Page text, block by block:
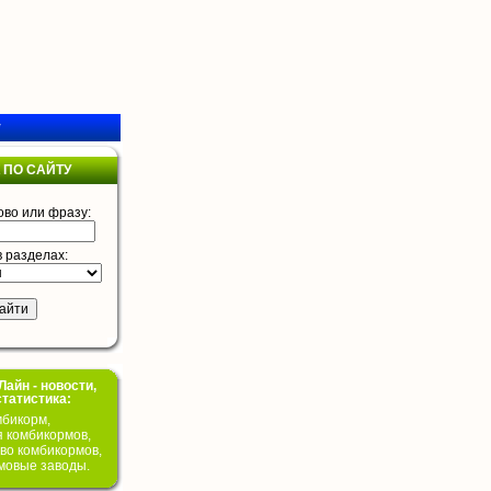
САЙТУ
или фразу:
разделах:
- новости,
комбикормов,
комбикормов,
заводы.